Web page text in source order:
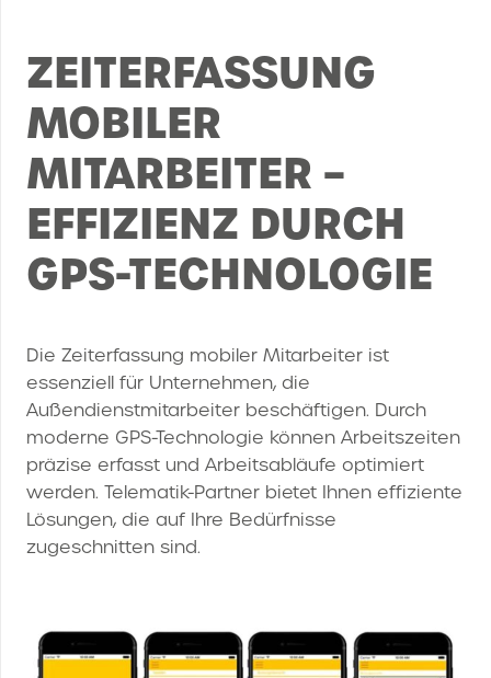
ZEITERFASSUNG
MOBILER
MITARBEITER –
EFFIZIENZ DURCH
GPS-TECHNOLOGIE
Die Zeiterfassung mobiler Mitarbeiter ist
essenziell für Unternehmen, die
Außendienstmitarbeiter beschäftigen. Durch
moderne GPS-Technologie können Arbeitszeiten
präzise erfasst und Arbeitsabläufe optimiert
werden. Telematik-Partner bietet Ihnen effiziente
Lösungen, die auf Ihre Bedürfnisse
zugeschnitten sind.